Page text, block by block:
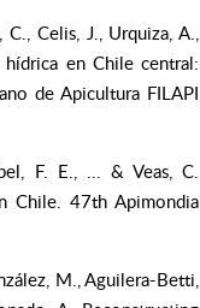
Celis, J., Urquiza, A.,
hídrica en Chile central:
de Apicultura FILAPI
F. E., ... & Veas, C.
47th Apimondia
M., Aguilera-Betti,